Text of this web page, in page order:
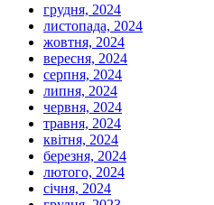
грудня, 2024
листопада, 2024
жовтня, 2024
вересня, 2024
серпня, 2024
липня, 2024
червня, 2024
травня, 2024
квітня, 2024
березня, 2024
лютого, 2024
січня, 2024